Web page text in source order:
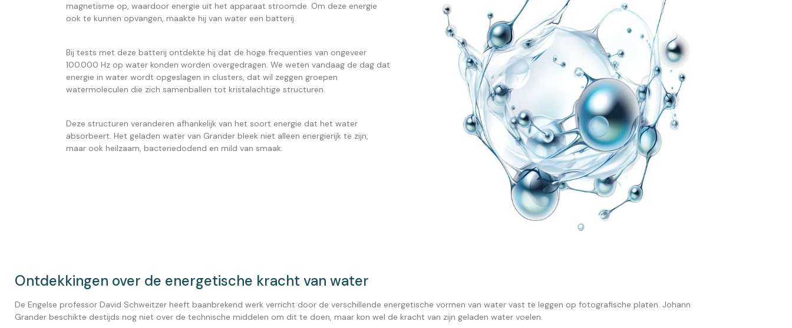
magnetisme op, waardoor energie uit het apparaat stroomde. Om deze energie
ook te kunnen opvangen, maakte hij van water een batterij.
Bij tests met deze batterij ontdekte hij dat de hoge frequenties van ongeveer
100.000 Hz op water konden worden overgedragen. We weten vandaag de dag dat
energie in water wordt opgeslagen in clusters, dat wil zeggen groepen
watermoleculen die zich samenballen tot kristalachtige structuren.
Deze structuren veranderen afhankelijk van het soort energie dat het water
absorbeert. Het geladen water van Grander bleek niet alleen energierijk te zijn,
maar ook heilzaam, bacteriedodend en mild van smaak.
Ontdekkingen over de energetische kracht van water
De Engelse professor David Schweitzer heeft baanbrekend werk verricht door de verschillende energetische vormen van water vast te leggen op fotografische platen. Johann
Grander beschikte destijds nog niet over de technische middelen om dit te doen, maar kon wel de kracht van zijn geladen water voelen.